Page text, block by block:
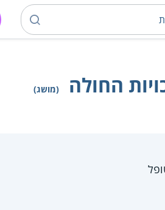
החולה
(מושג)